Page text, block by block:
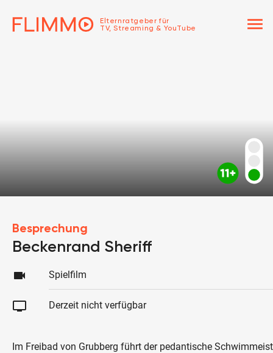
Elternratgeber für
TV, Streaming & YouTube
menu
Besprechung
Beckenrand Sheriff
videocam Spielfilm
tv Derzeit nicht verfügbar
Im Freibad von Grubberg führt der pedantische